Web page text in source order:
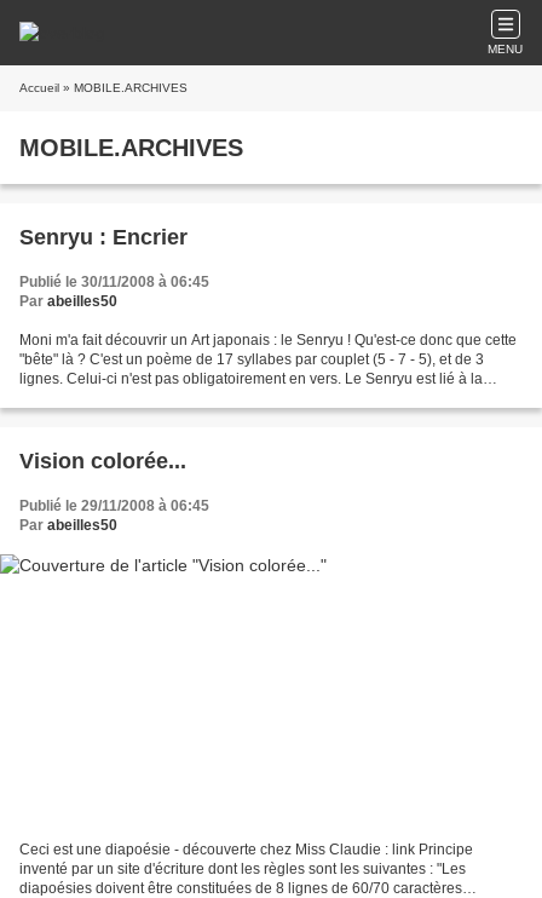
MENU
Accueil » MOBILE.ARCHIVES
MOBILE.ARCHIVES
Senryu : Encrier
Publié le 30/11/2008 à 06:45
Par abeilles50
Moni m'a fait découvrir un Art japonais : le Senryu ! Qu'est-ce donc que cette
"bête" là ? C'est un poème de 17 syllabes par couplet (5 - 7 - 5), et de 3
lignes. Celui-ci n'est pas obligatoirement en vers. Le Senryu est lié à la
Vision colorée...
Publié le 29/11/2008 à 06:45
Par abeilles50
Ceci est une diapoésie - découverte chez Miss Claudie : link Principe
inventé par un site d'écriture dont les règles sont les suivantes : "Les
diapoésies doivent être constituées de 8 lignes de 60/70 caractères